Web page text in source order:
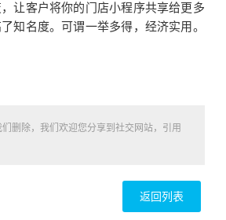
让客户将你的门店小程序共享给更多
知名度。可谓一举多得，经济实用。
删除，我们欢迎您分享到社交网站，引用
返回列表